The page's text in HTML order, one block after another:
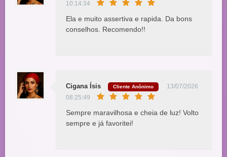
10:14:34
Ela e muito assertiva e rapida. Da bons
conselhos. Recomendo!!
Cigana Ísis Cliente Anônimo
13/07/2026
08:25:49
Sempre maravilhosa e cheia de luz! Volto
sempre e já favoritei!